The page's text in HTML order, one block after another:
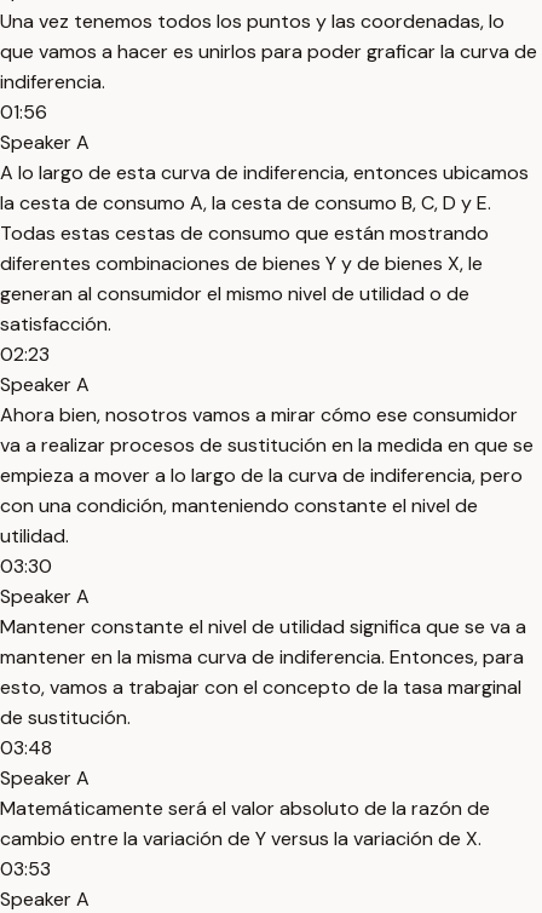
Una vez tenemos todos los puntos y las coordenadas, lo
que vamos a hacer es unirlos para poder graficar la curva de
indiferencia.
01:56
Speaker A
A lo largo de esta curva de indiferencia, entonces ubicamos
la cesta de consumo A, la cesta de consumo B, C, D y E.
Todas estas cestas de consumo que están mostrando
diferentes combinaciones de bienes Y y de bienes X, le
generan al consumidor el mismo nivel de utilidad o de
satisfacción.
02:23
Speaker A
Ahora bien, nosotros vamos a mirar cómo ese consumidor
va a realizar procesos de sustitución en la medida en que se
empieza a mover a lo largo de la curva de indiferencia, pero
con una condición, manteniendo constante el nivel de
utilidad.
03:30
Speaker A
Mantener constante el nivel de utilidad significa que se va a
mantener en la misma curva de indiferencia. Entonces, para
esto, vamos a trabajar con el concepto de la tasa marginal
de sustitución.
03:48
Speaker A
Matemáticamente será el valor absoluto de la razón de
cambio entre la variación de Y versus la variación de X.
03:53
Speaker A